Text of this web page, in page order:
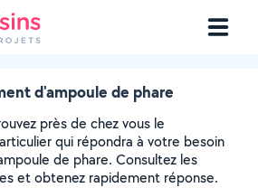
d'ampoule de phare
près de chez vous le
qui répondra à votre besoin
de phare. Consultez les
et obtenez rapidement réponse.